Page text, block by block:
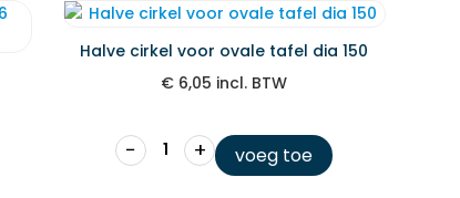
Halve cirkel voor ovale tafel dia 150
€ 6,05 incl. BTW
− + voeg toe